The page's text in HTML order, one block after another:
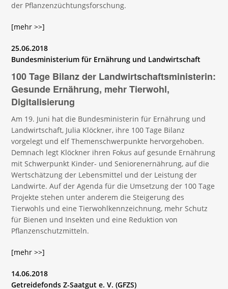
der Pflanzenzüchtungsforschung.
[mehr >>]
25.06.2018
Bundesministerium für Ernährung und Landwirtschaft
100 Tage Bilanz der Landwirtschaftsministerin:
Gesunde Ernährung, mehr Tierwohl,
Digitalisierung
Am 19. Juni hat die Bundesministerin für Ernährung und
Landwirtschaft, Julia Klöckner, ihre 100 Tage Bilanz
vorgelegt und elf Themenschwerpunkte hervorgehoben.
Demnach legt Klöckner ihren Fokus auf gesunde Ernährung
mit Schwerpunkt Kinder- und Seniorenernährung, auf die
Wertschätzung der Lebensmittel und der Leistung der
Landwirte. Auf der Agenda für die Umsetzung der 100 Tage
Projekte stehen unter anderem die Steigerung des
Tierwohls und eine Tierwohlkennzeichnung, mehr Schutz
für Bienen und Insekten und eine Reduktion von
Pflanzenschutzmitteln.
[mehr >>]
14.06.2018
Getreidefonds Z-Saatgut e. V. (GFZS)